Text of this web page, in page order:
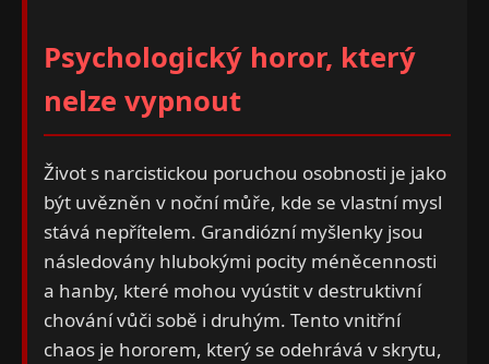
Psychologický horor, který
nelze vypnout
Život s narcistickou poruchou osobnosti je jako
být uvězněn v noční můře, kde se vlastní mysl
stává nepřítelem. Grandiózní myšlenky jsou
následovány hlubokými pocity méněcennosti
a hanby, které mohou vyústit v destruktivní
chování vůči sobě i druhým. Tento vnitřní
chaos je hororem, který se odehrává v skrytu,